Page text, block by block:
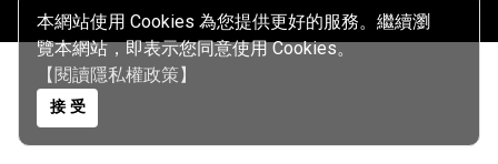
本網站使用 Cookies 為您提供更好的服務。繼續瀏
覽本網站，即表示您同意使用 Cookies。
【閱讀隱私權政策】
接 受